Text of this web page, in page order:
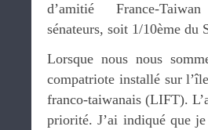
d’amitié France-
sénateurs, soit 1/10ème du
Lorsque nous nous
compatriote installé sur
franco-taiwanais (LIFT).
priorité. J’ai indiqué que